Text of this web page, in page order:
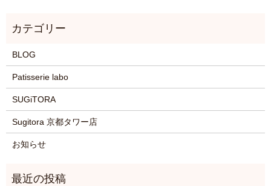
BLOG
Patisserie labo
SUGiTORA
Sugitora 京都タワー店
お知らせ